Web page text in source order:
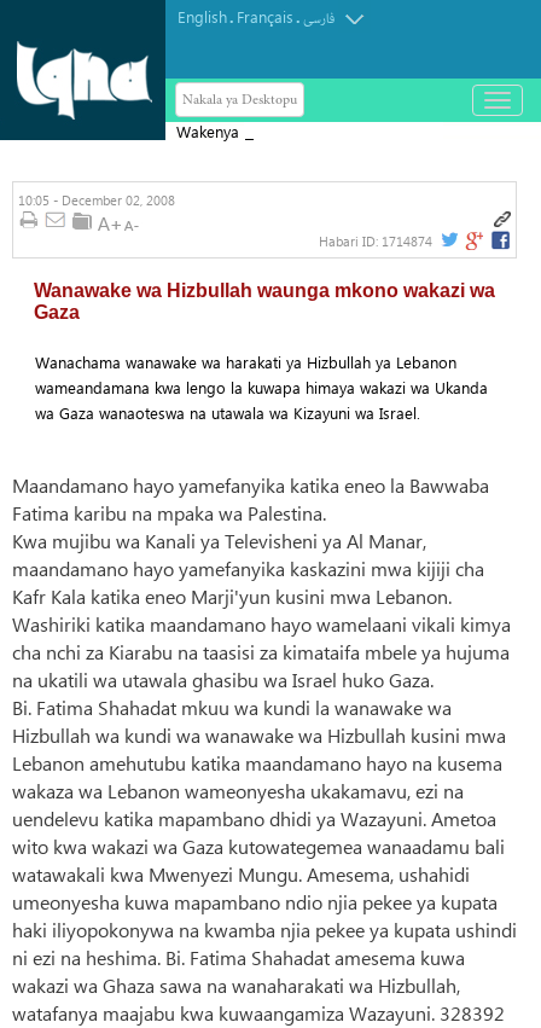
English. Français.فارسی
Nakala ya Desktopu
باز
و
Wakenya 6,000 kushiriki katika Ibada
10:05 - December 02, 2008
Habari ID: 1714874
Wanawake wa Hizbullah waunga mkono wakazi wa
Gaza
Wanachama wanawake wa harakati ya Hizbullah ya Lebanon
wameandamana kwa lengo la kuwapa himaya wakazi wa Ukanda
wa Gaza wanaoteswa na utawala wa Kizayuni wa Israel.
Maandamano hayo yamefanyika katika eneo la Bawwaba
Fatima karibu na mpaka wa Palestina.
Kwa mujibu wa Kanali ya Televisheni ya Al Manar,
maandamano hayo yamefanyika kaskazini mwa kijiji cha
Kafr Kala katika eneo Marji'yun kusini mwa Lebanon.
Washiriki katika maandamano hayo wamelaani vikali kimya
cha nchi za Kiarabu na taasisi za kimataifa mbele ya hujuma
na ukatili wa utawala ghasibu wa Israel huko Gaza.
Bi. Fatima Shahadat mkuu wa kundi la wanawake wa
Hizbullah wa kundi wa wanawake wa Hizbullah kusini mwa
Lebanon amehutubu katika maandamano hayo na kusema
wakaza wa Lebanon wameonyesha ukakamavu, ezi na
uendelevu katika mapambano dhidi ya Wazayuni. Ametoa
wito kwa wakazi wa Gaza kutowategemea wanaadamu bali
watawakali kwa Mwenyezi Mungu. Amesema, ushahidi
umeonyesha kuwa mapambano ndio njia pekee ya kupata
haki iliyopokonywa na kwamba njia pekee ya kupata ushindi
ni ezi na heshima. Bi. Fatima Shahadat amesema kuwa
wakazi wa Ghaza sawa na wanaharakati wa Hizbullah,
watafanya maajabu kwa kuwaangamiza Wazayuni. 328392